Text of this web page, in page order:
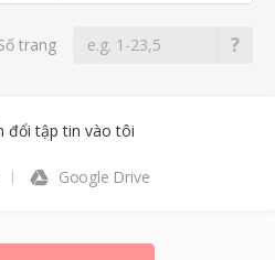
trang
đổi tập tin vào tôi
Google Drive